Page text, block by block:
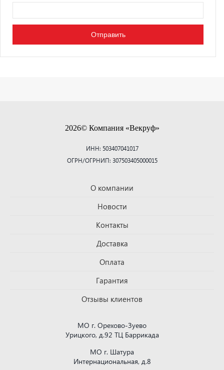
2026© Компания «Векруф»
ИНН: 503407041017
ОГРН/ОГРНИП: 307503405000015
О компании
Новости
Контакты
Доставка
Оплата
Гарантия
Отзывы клиентов
МО г. Орехово-Зуево
Урицкого, д.92 ТЦ Баррикада
МО г. Шатура
Интернациональная, д.8